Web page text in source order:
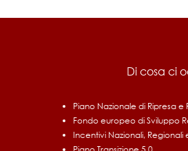
Fondo di
Di cosa ci
Piano Nazionale di Ripresa e
Fondo europeo di Sviluppo
Incentivi Nazionali, Regionali